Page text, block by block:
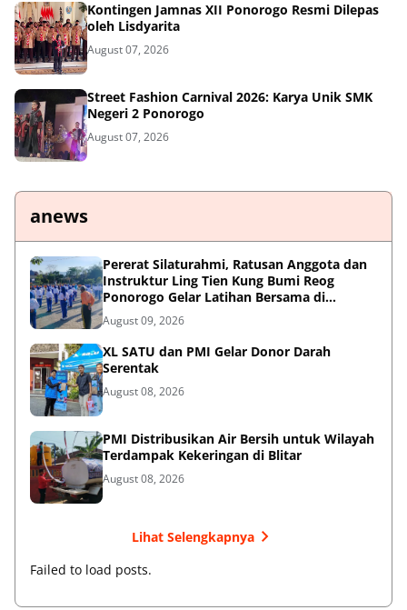
Kontingen Jamnas XII Ponorogo Resmi Dilepas
oleh Lisdyarita
August 07, 2026
Street Fashion Carnival 2026: Karya Unik SMK
Negeri 2 Ponorogo
August 07, 2026
anews
Pererat Silaturahmi, Ratusan Anggota dan
Instruktur Ling Tien Kung Bumi Reog
Ponorogo Gelar Latihan Bersama di
Embung Pakel
August 09, 2026
XL SATU dan PMI Gelar Donor Darah
Serentak
August 08, 2026
PMI Distribusikan Air Bersih untuk Wilayah
Terdampak Kekeringan di Blitar
August 08, 2026
Lihat Selengkapnya
Failed to load posts.